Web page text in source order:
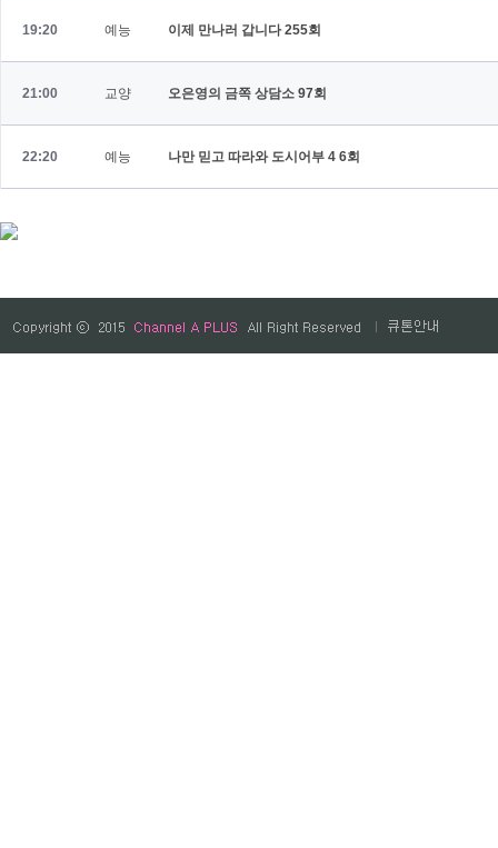
19:20 예능 이제 만나러 갑니다255회
21:00 교양 오은영의 금쪽 상담소 97회
22:20 예능 나만 믿고 따라와 도시어부 4 6회